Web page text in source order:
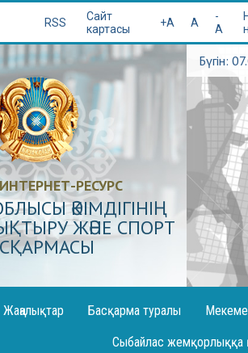
RSS
Сайт
картасы
+A A
-
A
РЕСУРС
ӘКІМДІГІНІҢ
ЖӘНЕ СПОРТ
Бүгін:
Жаңалықтар
Басқарма туралы
Декларация жариялау
Сыбайлас жемқорлыққа